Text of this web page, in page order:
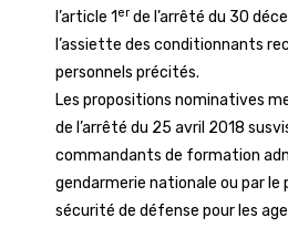
l’article 1 er de l’arrêté du 30
l’assiette des conditionnants
personnels précités.
Les propositions nominatives
de l’arrêté du 25 avril 2018
commandants de formation
gendarmerie nationale ou par le
sécurité de défense pour les